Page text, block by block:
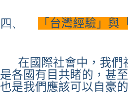
四、 「台灣經驗」與
在國際社會中，我
是各國有目共睹的，甚
也是我們應該可以自豪